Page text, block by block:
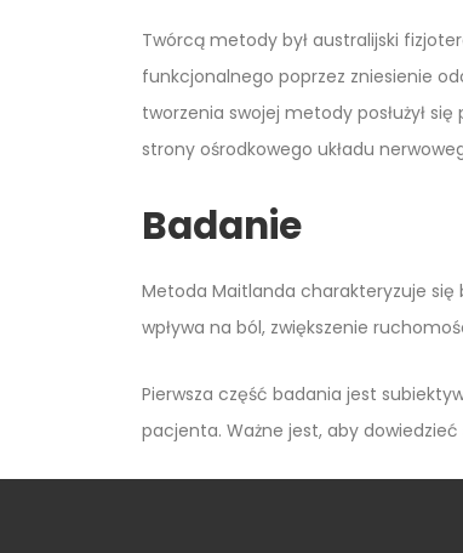
Twórcą metody był australijski
funkcjonalnego poprzez zniesienie
tworzenia swojej metody posłużył
strony ośrodkowego układu
Badanie
Metoda Maitlanda charakteryzuje się
wpływa na ból, zwiększenie
Pierwsza część badania jest
pacjenta. Ważne jest, aby